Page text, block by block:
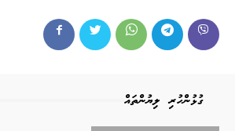
ގުޅުންހުރި ލިޔުންތައް